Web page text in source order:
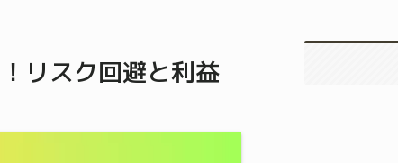
リスク回避と利益